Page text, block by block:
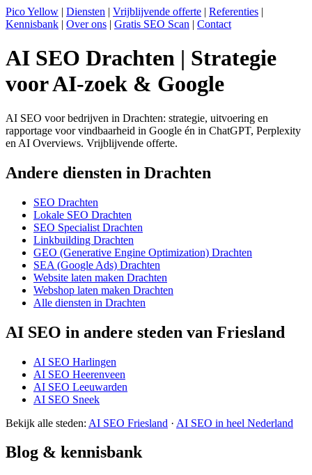
Pico Yellow | Diensten | Vrijblijvende offerte | Referenties |
Kennisbank | Over ons | Gratis SEO Scan | Contact
AI SEO Drachten | Strategie
voor AI-zoek & Google
AI SEO voor bedrijven in Drachten: strategie, uitvoering en
rapportage voor vindbaarheid in Google én in ChatGPT, Perplexity
en AI Overviews. Vrijblijvende offerte.
Andere diensten in Drachten
SEO Drachten
Lokale SEO Drachten
SEO Specialist Drachten
Linkbuilding Drachten
GEO (Generative Engine Optimization) Drachten
SEA (Google Ads) Drachten
Website laten maken Drachten
Webshop laten maken Drachten
Alle diensten in Drachten
AI SEO in andere steden van Friesland
AI SEO Harlingen
AI SEO Heerenveen
AI SEO Leeuwarden
AI SEO Sneek
Bekijk alle steden: AI SEO Friesland · AI SEO in heel Nederland
Blog & kennisbank